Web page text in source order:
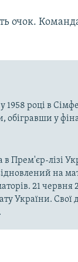
очок.
році в
у
в Прем'єр-лізі
на
21 червня
України.